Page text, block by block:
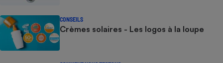
CONSEILS
Crèmes solaires - Les logos à la loupe